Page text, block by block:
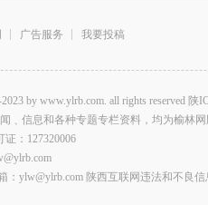
广告服务 我要投稿
by www.ylrb.com. all rights reserved 陕
信息和各种专题专栏资料，均为榆林网
：127320006
ylw@ylrb.com 陕西互联网违法和不良信